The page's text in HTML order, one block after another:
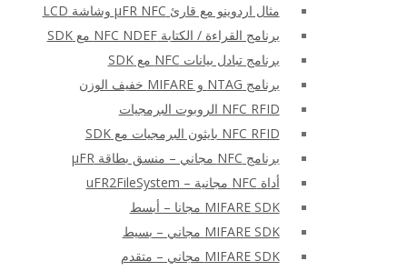
مثال اردوينو مع قارئ μFR NFC وشاشة LCD
برنامج القراءة / الكتابة NFC NDEF مع SDK
برنامج تبادل بيانات NFC مع SDK
برنامج NTAG و MIFARE خفيف الوزن
NFC RFID الروبوت البرمجيات
NFC RFID بايثون البرمجيات مع SDK
برنامج NFC مجاني – منسق بطاقة μFR
أداة NFC مجانية – uFR2FileSystem
MIFARE SDK مجانا – أبسط
MIFARE SDK مجاني – بسيط
MIFARE SDK مجاني – متقدم